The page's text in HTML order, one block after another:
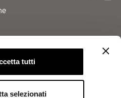
tutti
selezionati